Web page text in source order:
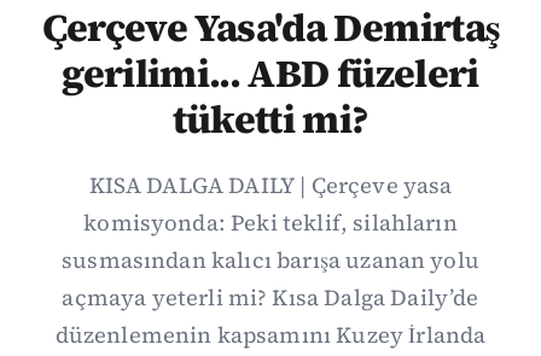
Çerçeve Yasa'da Demirtaş
gerilimi... ABD füzeleri
tüketti mi?
KISA DALGA DAILY | Çerçeve yasa
komisyonda: Peki teklif, silahların
susmasından kalıcı barışa uzanan yolu
açmaya yeterli mi? Kısa Dalga Daily’de
düzenlemenin kapsamını Kuzey İrlanda